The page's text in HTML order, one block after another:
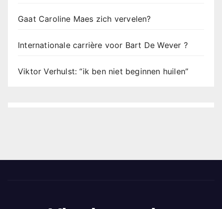
Gaat Caroline Maes zich vervelen?
Internationale carrière voor Bart De Wever ?
Viktor Verhulst: “ik ben niet beginnen huilen”